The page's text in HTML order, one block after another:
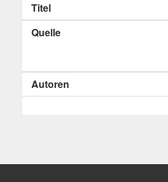
Titel
Quelle
Autoren